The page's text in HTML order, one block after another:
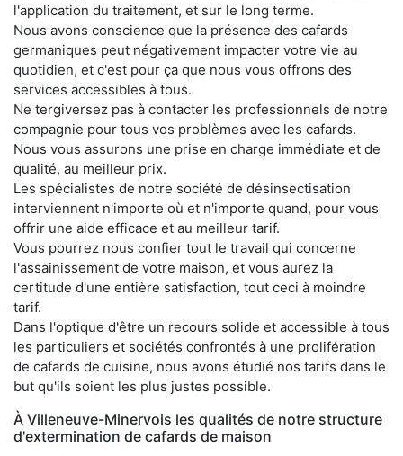
l'application du traitement, et sur le long terme.
Nous avons conscience que la présence des cafards
germaniques peut négativement impacter votre vie au
quotidien, et c'est pour ça que nous vous offrons des
services accessibles à tous.
Ne tergiversez pas à contacter les professionnels de notre
compagnie pour tous vos problèmes avec les cafards.
Nous vous assurons une prise en charge immédiate et de
qualité, au meilleur prix.
Les spécialistes de notre société de désinsectisation
interviennent n'importe où et n'importe quand, pour vous
offrir une aide efficace et au meilleur tarif.
Vous pourrez nous confier tout le travail qui concerne
l'assainissement de votre maison, et vous aurez la
certitude d'une entière satisfaction, tout ceci à moindre
tarif.
Dans l'optique d'être un recours solide et accessible à tous
les particuliers et sociétés confrontés à une prolifération
de cafards de cuisine, nous avons étudié nos tarifs dans le
but qu'ils soient les plus justes possible.
À Villeneuve-Minervois les qualités de notre structure
d'extermination de cafards de maison